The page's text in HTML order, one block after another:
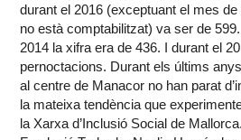
durant el 2016 (exceptuant el mes
no està comptabilitzat) va ser de
2014 la xifra era de 436. I durant el
pernoctacions. Durant els últims
al centre de Manacor no han parat
la mateixa tendència que
la Xarxa d’Inclusió Social de